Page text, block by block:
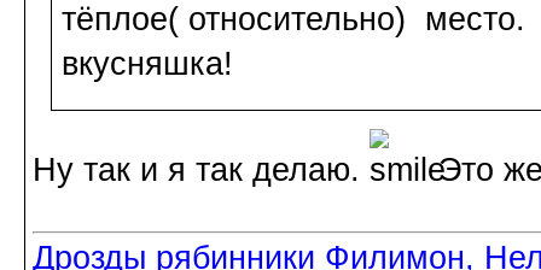
тёплое( относительно)
вкусняшка!
Ну так и я так делаю. Это
Дрозды рябинники Филимон,